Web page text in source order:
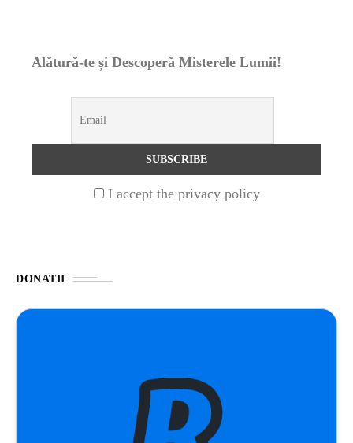
Alătură-te și Descoperă Misterele Lumii!
I accept the privacy policy
DONATII
STIRI 1 year ago
Pământului: Mit sau Realitate?
2 years ago
Seriale turcesti:Top 5 cele mai bune seriale
poti debloca